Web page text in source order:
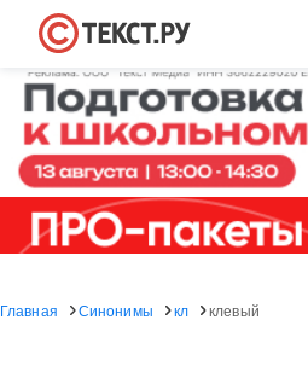
Главная Синонимы кл клевый